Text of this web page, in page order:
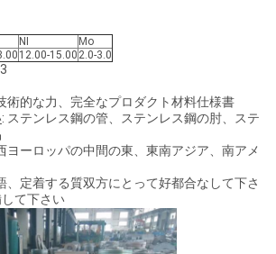
NI
Mo
12.00-15.00 2.0-3.0
術的な力、完全なプロダクト材料仕様書
: ステンレス鋼の管、ステンレス鋼の肘、ステ
ヨーロッパの中間の東、東南アジア、南アメ
、定着する質双方にとって好都合なして下さ
て下さい